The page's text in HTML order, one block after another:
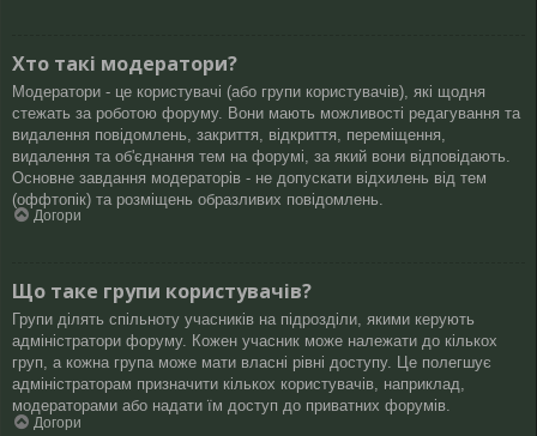
Хто такі модератори?
Модератори - це користувачі (або групи користувачів), які щодня
стежать за роботою форуму. Вони мають можливості редагування та
видалення повідомлень, закриття, відкриття, переміщення,
видалення та об'єднання тем на форумі, за який вони відповідають.
Основне завдання модераторів - не допускати відхилень від тем
(оффтопік) та розміщень образливих повідомлень.
Догори
Що таке групи користувачів?
Групи ділять спільноту учасників на підрозділи, якими керують
адміністратори форуму. Кожен учасник може належати до кількох
груп, а кожна група може мати власні рівні доступу. Це полегшує
адміністраторам призначити кількох користувачів, наприклад,
модераторами або надати їм доступ до приватних форумів.
Догори